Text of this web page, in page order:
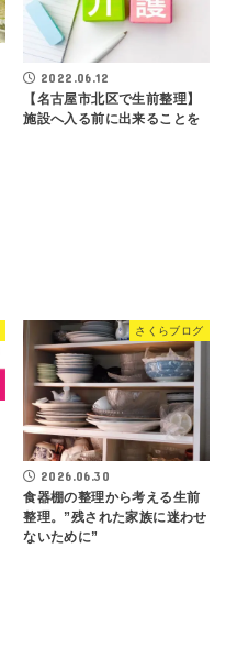
2022.06.12
【名古屋市北区で生前整理】
施設へ入る前に出来ることを
さくらブログ
2026.06.30
食器棚の整理から考える生前
整理。”残された家族に迷わせ
ないために”